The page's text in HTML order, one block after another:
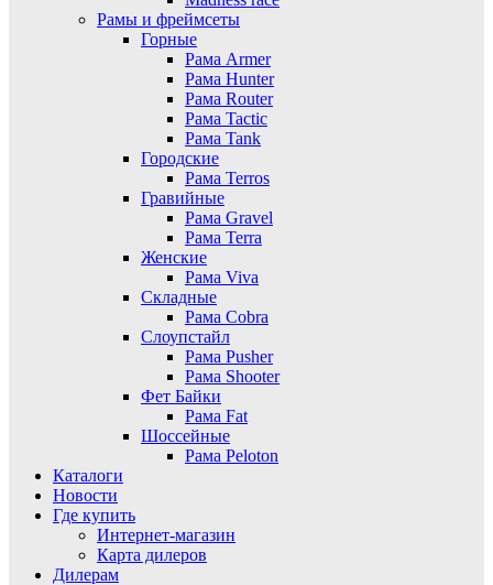
Рамы и фреймсеты
Горные
Рама Armer
Рама Hunter
Рама Router
Рама Tactic
Рама Tank
Городские
Рама Terros
Гравийные
Рама Gravel
Рама Terra
Женские
Рама Viva
Складные
Рама Cobra
Слоупстайл
Рама Pusher
Рама Shooter
Фет Байки
Рама Fat
Шоссейные
Рама Peloton
Каталоги
Новости
Где купить
Интернет-магазин
Карта дилеров
Дилерам